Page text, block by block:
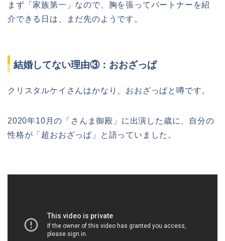
まず「家族第一」なので、胸を張ってパートナーを紹
介できる日は、まだ先のようです。
結婚してない理由③：おおざっぱ
クリスタルケイさんはかなり、おおざっぱと噂です。
2020年10月の「さんま御殿」に出演した歳に、自分の
性格が「超おおざっぱ」と語っていました。